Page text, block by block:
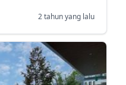
2 tahun yang lalu